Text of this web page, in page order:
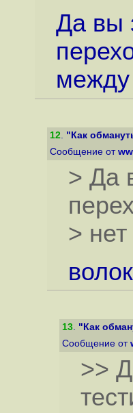
Да вы
между
12. "Как
Сообщение от
> Да
>
13. "Как
Сообщение от
>>